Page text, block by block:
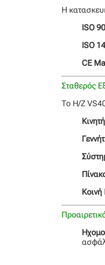
Η
ISO
ISO
CE
Σταθερός
Το Η/Ζ
Κοινή